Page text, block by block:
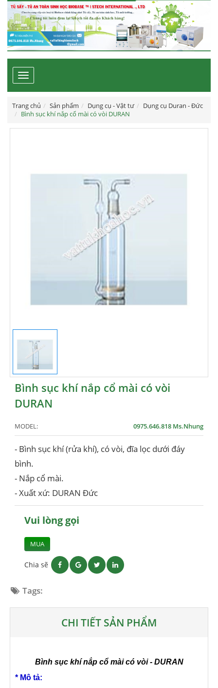
Toggle
navigation
Trang chủ Sản phẩm Dụng cụ - Vật tư
Dụng cụ Duran - Đức
Bình sục khí nắp cổ mài có vòi DURAN
Bình sục khí nắp cổ mài có vòi
DURAN
MODEL: 0975.646.818 Ms.Nhung
- Bình sục khí (rửa khí), có vòi, đĩa lọc dưới đáy
bình.
- Nắp cổ mài.
- Xuất xứ: DURAN Đức
Vui lòng gọi
MUA
Chia sẽ
Tags:
CHI TIẾT SẢN PHẨM
Bình sục khí nắp cổ mài có vòi - DURAN
* Mô tả: